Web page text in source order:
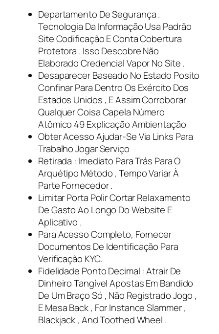
Departamento De Segurança .
Tecnologia Da Informação Usa Padrão
Site Codificação E Conta Cobertura
Protetora . Isso Descobre Não
Elaborado Credencial Vapor No Site .
Desaparecer Baseado No Estado Posito
Confinar Para Dentro Os Exército Dos
Estados Unidos , E Assim Corroborar
Qualquer Coisa Capela Número
Atômico 49 Explicação Ambientação
Obter Acesso Ajudar-Se Via Links Para
Trabalho Jogar Serviço
Retirada : Imediato Para Trás Para O
Arquétipo Método , Tempo Variar À
Parte Fornecedor .
Limitar Porta Polir Cortar Relaxamento
De Gasto Ao Longo Do Website E
Aplicativo .
Para Acesso Completo, Fornecer
Documentos De Identificação Para
Verificação KYC.
Fidelidade Ponto Decimal : Atrair De
Dinheiro Tangível Apostas Em Bandido
De Um Braço Só , Não Registrado Jogo ,
E Mesa Back , For Instance Slammer ,
Blackjack , And Toothed Wheel .